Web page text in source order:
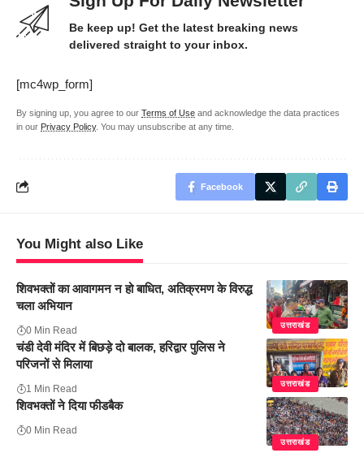
Be keep up! Get the latest breaking news
delivered straight to your inbox.
[mc4wp_form]
By signing up, you agree to our Terms of Use and acknowledge the data practices
in our Privacy Policy. You may unsubscribe at any time.
Facebook
You Might also Like
उत्तराखंड
शिवभक्तों का आवागमन न हो बाधित, अतिक्रमण के विरुद्ध
चला अभियान
0 Min Read
उत्तराखंड
चंडी देवी मंदिर में बिछड़े दो बालक, हरिद्वार पुलिस ने
परिजनों से मिलाया
1 Min Read
उत्तराखंड
शिवभक्तों ने दिया फीडबैक
0 Min Read